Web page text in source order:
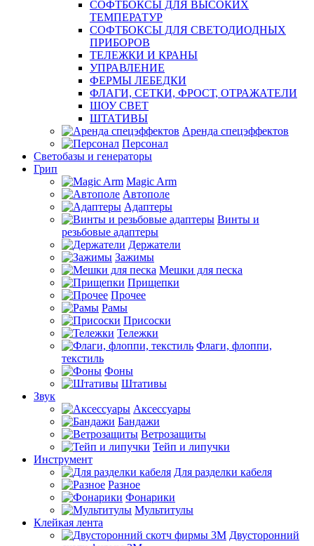
СОФТБОКСЫ ДЛЯ ВЫСОКИХ
ТЕМПЕРАТУР
СОФТБОКСЫ ДЛЯ СВЕТОДИОДНЫХ
ПРИБОРОВ
ТЕЛЕЖКИ И КРАНЫ
УПРАВЛЕНИЕ
ФЕРМЫ ЛЕБЕДКИ
ФЛАГИ, СЕТКИ, ФРОСТ, ОТРАЖАТЕЛИ
ШОУ СВЕТ
ШТАТИВЫ
Аренда спецэффектов
Персонал
Светобазы и генераторы
Грип
Magic Arm
Автополе
Адаптеры
Винты и
резьбовые адаптеры
Держатели
Зажимы
Мешки для песка
Прищепки
Прочее
Рамы
Присоски
Тележки
Флаги, флоппи,
текстиль
Фоны
Штативы
Звук
Аксессуары
Бандажи
Ветрозащиты
Тейп и липучки
Инструмент
Для разделки кабеля
Разное
Фонарики
Мультитулы
Клейкая лента
Двусторонний